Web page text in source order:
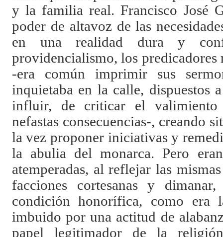
y la familia real. Francisco José
poder de altavoz de las
en una realidad dura y
providencialismo, los predicadores
-era común imprimir sus
inquietaba en la calle, dispuestos
influir, de criticar el valimiento
nefastas consecuencias-, creando
la vez proponer iniciativas y
la abulia del monarca. Pero
atemperadas, al reflejar las
facciones cortesanas y
condición honorífica, como era
imbuido por una actitud de
papel legitimador de la